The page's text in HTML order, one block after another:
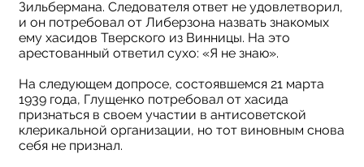
Зильбермана. Следователя ответ не удовлетворил,
и он потребовал от Либерзона назвать знакомых
ему хасидов Тверского из Винницы. На это
арестованный ответил сухо: «Я не знаю».
На следующем допросе, состоявшемся 21 марта
1939 года, Глущенко потребовал от хасида
признаться в своем участии в антисоветской
клерикальной организации, но тот виновным снова
себя не признал.